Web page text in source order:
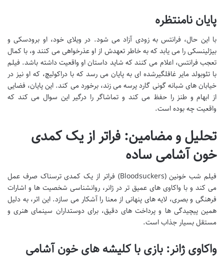
پایان نامنتظره
با این حال، فرانتس به زودی آزاد می شود. در ویلای خود، او برودسکی و
بیژلینسکی را می یابد که به خاطر تعهدش از او عذرخواهی می کنند و، با کمال
تعجب فرانتس، اعلام می کنند که شاید داستان او واقعیت داشته باشد. فیلم
با تئوبولد مایر غافلگیرشده ای به پایان می رسد که با دراکولیچ، که او نیز در
خیابان های شبانه گونی گارد پرسه می زند، برخورد می کند. این پایان، فضایی
از ابهام و طنز را حفظ می کند و تماشاگر را درگیر این سوال می کند که
واقعیت چه بوده است.
تحلیل و مضامین: فراتر از یک کمدی
خون آشامی ساده
فیلم شب خونین (Bloodsuckers) فراتر از یک کمدی ترسناک صرف عمل
می کند و با واکاوی های عمیق تر در ژانر، روانشناسی شخصیت ها و اشارات
فرهنگی و بصری، لایه های پنهانی از معنا را آشکار می سازد. این اثر، به دلیل
همین پیچیدگی ها و پرداخت های دقیق، برای دوستداران سینمای هنری و
مستقل بسیار جذاب است.
واکاوی ژانر: بازی با کلیشه های خون آشامی